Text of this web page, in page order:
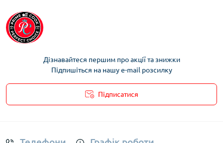
Дізнавайтеся першим про акції та знижки
Підпишіться на нашу e-mail розсилку
Підписатися